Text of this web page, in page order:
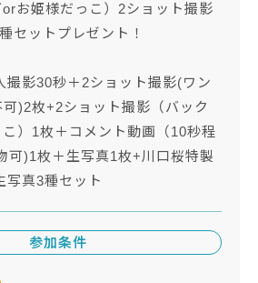
お姫様だっこ）2ショット撮影
セットプレゼント！
撮影30秒＋2ショット撮影(ワン
)2枚+2ショット撮影（バック
）1枚＋コメント動画（10秒程
可)1枚＋生写真1枚+川⼝桜特製
写真3種セット
参加条件